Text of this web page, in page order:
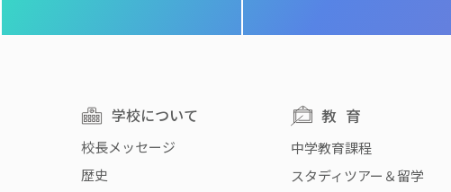
学校について
校長メッセージ
歴史
教育
中学教育課程
スタディツアー＆留学